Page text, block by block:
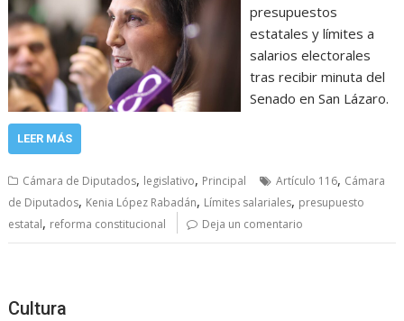
presupuestos
estatales y límites a
salarios electorales
tras recibir minuta del
Senado en San Lázaro.
LEER MÁS
Cámara de Diputados, legislativo, Principal Artículo 116, Cámara
de Diputados, Kenia López Rabadán, Límites salariales, presupuesto
estatal, reforma constitucional Deja un comentario
Cultura